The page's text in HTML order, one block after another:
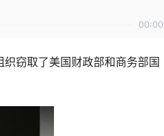
00:00
窃取了美国财政部和商务部国